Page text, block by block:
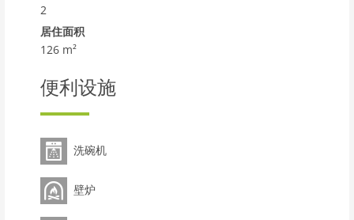
2
居住面积
126 m²
便利设施
洗碗机
壁炉